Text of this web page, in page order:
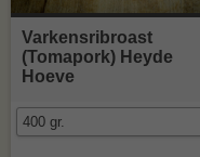
Varkensribroast
(Tomapork) Heyde
Hoeve